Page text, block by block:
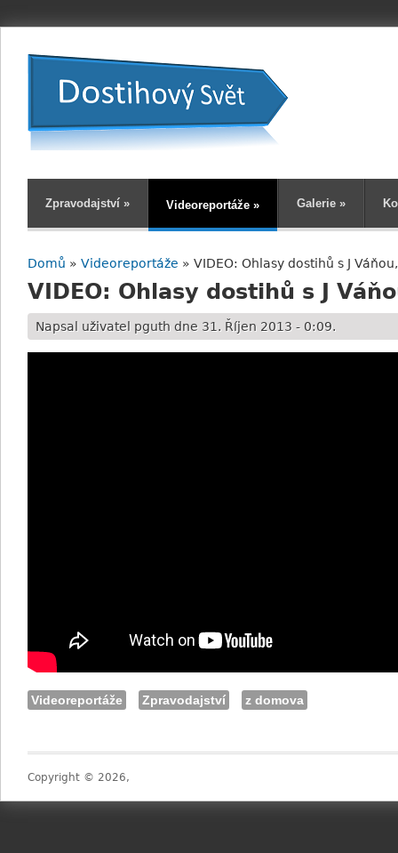
Zpravodajství » Videoreportáže » Galerie »
Jste zde
Domů » Videoreportáže » VIDEO: Ohlasy dostihů s J
VIDEO: Ohlasy dostihů s J
Napsal uživatel pguth dne 31. Říjen 2013 - 0:09.
Videoreportáže Zpravodajství z domova
Copyright © 2026,